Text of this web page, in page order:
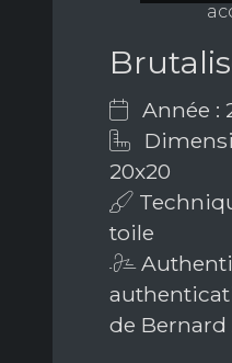
Année :
20x20
toile
de